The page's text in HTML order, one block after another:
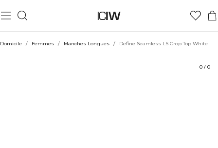
Domicile / Femmes / Manches Longues / Define Seamless LS Crop Top White
0 / 0